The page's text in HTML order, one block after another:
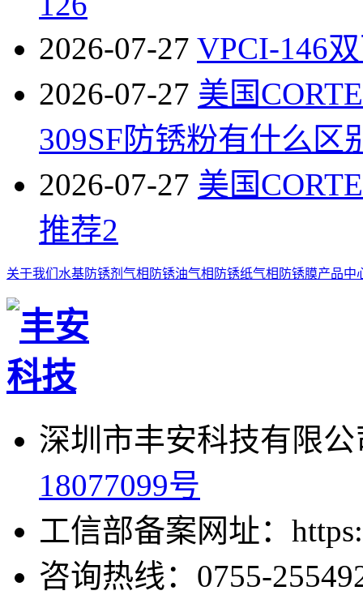
2026-07-27 VPCI-146
2026-07-27 美国
309SF防锈粉有什么区
2026-07-27 美国
推荐2
关于我们 水基防锈剂 气相防锈油气相防锈纸气相防锈膜产品中
深圳市丰安科技有限
18077099号
工信部备案网址：
咨询热线：0755-